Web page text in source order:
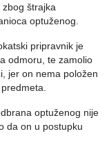
zbog štrajka
optuženog.
pripravnik je
odmoru, te zamolio
jer on nema položen
optuženog nije
da on u postupku